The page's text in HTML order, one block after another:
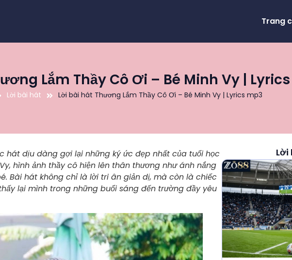
Trang
Lắm Thầy Cô Ơi – Bé Minh Vy |
Lời bài hát Lời bài hát Thương Lắm Thầy Cô Ơi – Bé Minh Vy | Lyrics mp3
hát dịu dàng gợi lại những ký ức đẹp nhất của tuổi học
hình ảnh thầy cô hiện lên thân thương như ánh nắng
Bài hát không chỉ là lời tri ân giản dị, mà còn là chiếc
lại mình trong những buổi sáng đến trường đầy yêu